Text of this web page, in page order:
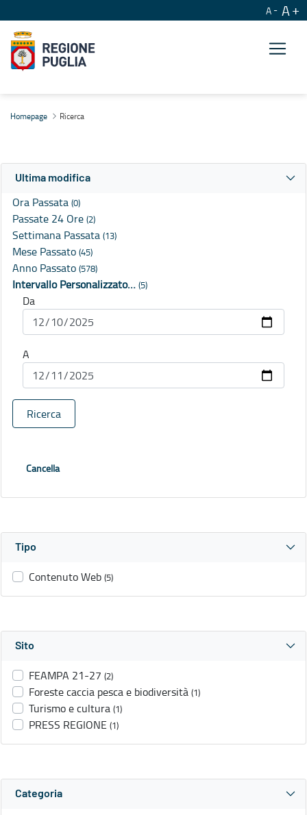
A A
Homepage Ricerca
Ultima modifica
Ora Passata (0)
Passate 24 Ore (2)
Settimana Passata (13)
Mese Passato (45)
Anno Passato (578)
Intervallo Personalizzato… (5)
Da
A
Ricerca
Cancella
Tipo
Contenuto Web (5)
Sito
FEAMPA 21-27 (2)
Foreste caccia pesca e biodiversità (1)
Turismo e cultura (1)
PRESS REGIONE (1)
Categoria